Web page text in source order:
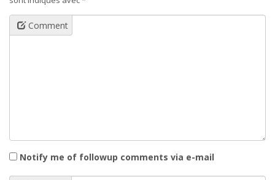
Comment
Notify me of followup comments via e-mail